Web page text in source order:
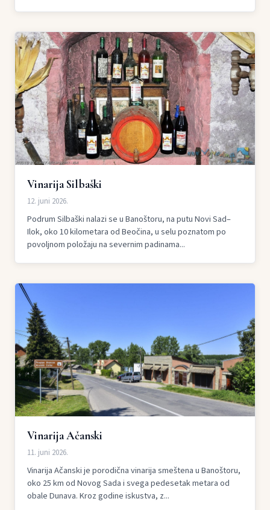
Vinarija Silbaški
12. juni 2026.
Podrum Silbaški nalazi se u Banoštoru, na putu Novi Sad–
Ilok, oko 10 kilometara od Beočina, u selu poznatom po
povoljnom položaju na severnim padinama...
Vinarija Ačanski
11. juni 2026.
Vinarija Ačanski je porodična vinarija smeštena u Banoštoru,
oko 25 km od Novog Sada i svega pedesetak metara od
obale Dunava. Kroz godine iskustva, z...